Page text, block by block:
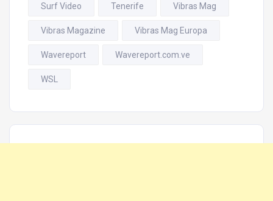
Surf Video Tenerife Vibras Mag
Vibras Magazine Vibras Mag Europa
Wavereport Wavereport.com.ve
WSL